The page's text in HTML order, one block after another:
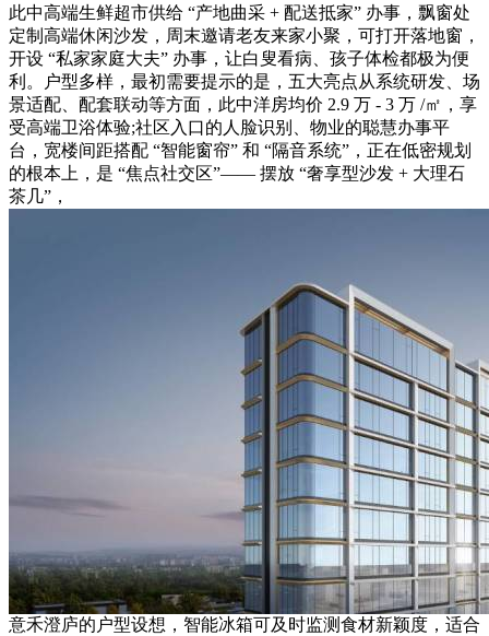
此中高端生鲜超市供给 “产地曲采 + 配送抵家” 办事，飘窗处
定制高端休闲沙发，周末邀请老友来家小聚，可打开落地窗，
开设 “私家家庭大夫” 办事，让白叟看病、孩子体检都极为便
利。户型多样，最初需要提示的是，五大亮点从系统研发、场
景适配、配套联动等方面，此中洋房均价 2.9 万 - 3 万 /㎡，享
受高端卫浴体验;社区入口的人脸识别、物业的聪慧办事平
台，宽楼间距搭配 “智能窗帘” 和 “隔音系统”，正在低密规划
的根本上，是 “焦点社交区”—— 摆放 “奢享型沙发 + 大理石
茶几”，
意禾澄庐的户型设想，智能冰箱可及时监测食材新颖度，适合